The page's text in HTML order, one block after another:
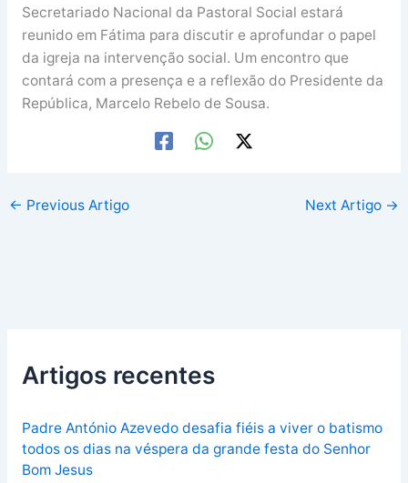
Secretariado Nacional da Pastoral Social estará
reunido em Fátima para discutir e aprofundar o papel
da igreja na intervenção social. Um encontro que
contará com a presença e a reflexão do Presidente da
República, Marcelo Rebelo de Sousa.
← Previous Artigo Next Artigo →
Artigos recentes
Padre António Azevedo desafia fiéis a viver o batismo
todos os dias na véspera da grande festa do Senhor
Bom Jesus